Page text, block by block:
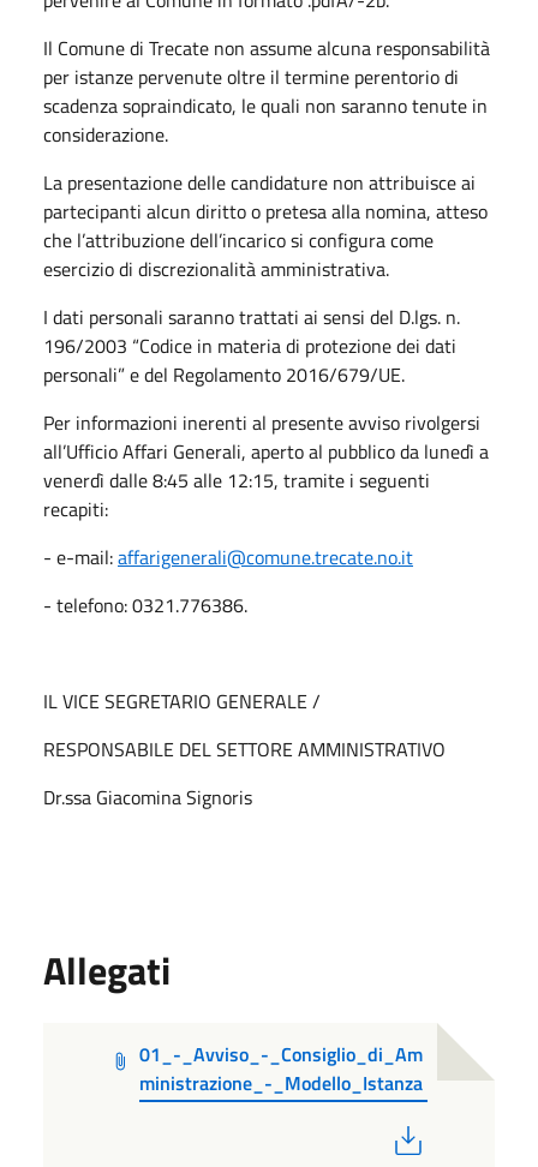
Il Comune di Trecate non assume alcuna responsabilità
per istanze pervenute oltre il termine perentorio di
scadenza sopraindicato, le quali non saranno tenute in
considerazione.
La presentazione delle candidature non attribuisce ai
partecipanti alcun diritto o pretesa alla nomina, atteso
che l’attribuzione dell’incarico si configura come
esercizio di discrezionalità amministrativa.
I dati personali saranno trattati ai sensi del D.lgs. n.
196/2003 “Codice in materia di protezione dei dati
personali” e del Regolamento 2016/679/UE.
Per informazioni inerenti al presente avviso rivolgersi
all’Ufficio Affari Generali, aperto al pubblico da lunedì a
venerdì dalle 8:45 alle 12:15, tramite i seguenti
recapiti:
- e-mail:affarigenerali@comune.trecate.no.it
- telefono: 0321.776386.
IL VICE SEGRETARIO GENERALE /
RESPONSABILE DEL SETTORE AMMINISTRATIVO
Dr.ssa Giacomina Signoris
Allegati
01_-_Avviso_-_Consiglio_di_Am
ministrazione_-_Modello_Istanza